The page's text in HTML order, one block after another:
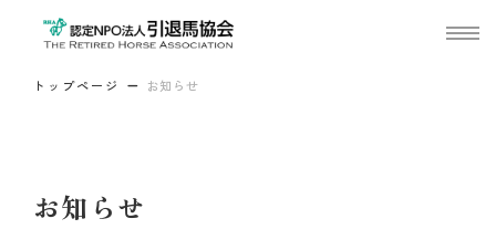
トップページ お知らせ
お知らせ